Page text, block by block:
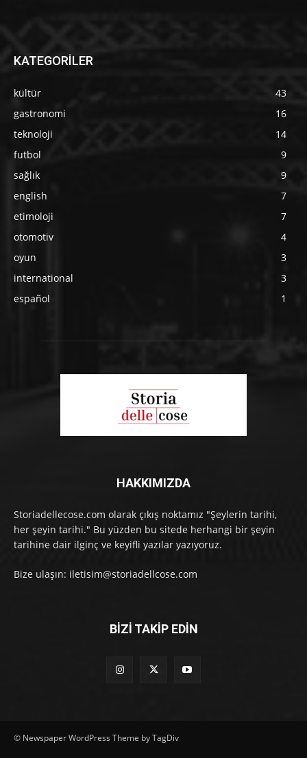
KATEGORİLER
kültür
43
gastronomi
16
teknoloji
14
futbol
9
sağlık
9
english
7
etimoloji
7
otomotiv
4
oyun
3
international
3
español
1
HAKKIMIZDA
Storiadellecose.com olarak çıkış noktamız "Şeylerin tarihi,
her şeyin tarihi." Bu yüzden bu sitede herhangi bir şeyin
tarihine dair ilginç ve keyifli yazılar yazıyoruz.
Bize ulaşın: iletisim@storiadellcose.com
BİZİ TAKİP EDİN
© Newspaper WordPress Theme by TagDiv